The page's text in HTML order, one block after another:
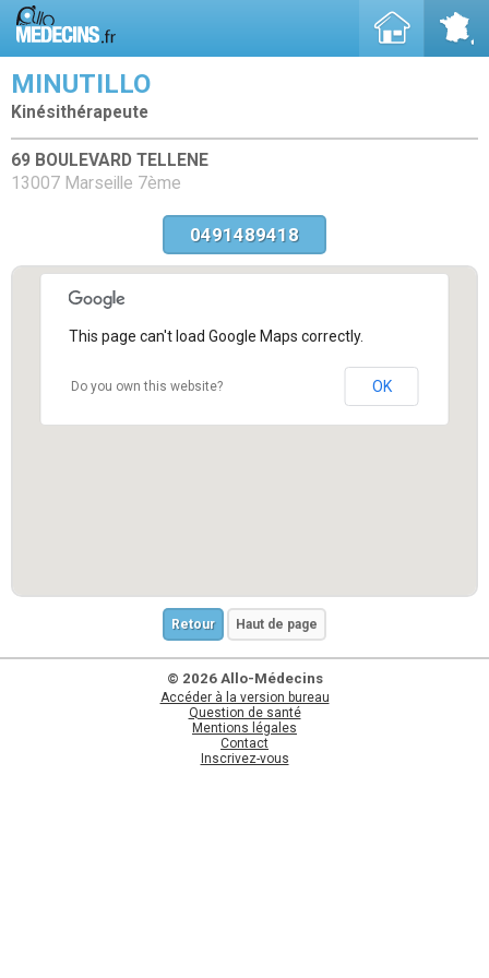
MINUTILLO
Kinésithérapeute
69 BOULEVARD TELLENE
13007 Marseille 7ème
0491489418
This page can't load Google Maps correctly.
Do you own this website? OK
Retour Haut de page
© 2026 Allo-Médecins
Accéder à la version bureau
Question de santé
Mentions légales
Contact
Inscrivez-vous